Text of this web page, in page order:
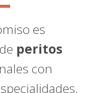
es
peritos
con